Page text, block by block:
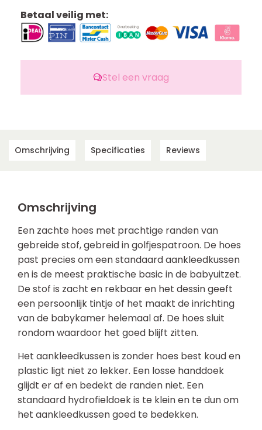
Betaal veilig met:
Stel een vraag
Omschrijving Specificaties Reviews
Omschrijving
Een zachte hoes met prachtige randen van
gebreide stof, gebreid in golfjespatroon. De hoes
past precies om een standaard aankleedkussen
en is de meest praktische basic in de babyuitzet.
De stof is zacht en rekbaar en het dessin geeft
een persoonlijk tintje of het maakt de inrichting
van de babykamer helemaal af. De hoes sluit
rondom waardoor het goed blijft zitten.
Het aankleedkussen is zonder hoes best koud en
plastic ligt niet zo lekker. Een losse handdoek
glijdt er af en bedekt de randen niet. Een
standaard hydrofieldoek is te klein en te dun om
het aankleedkussen goed te bedekken.